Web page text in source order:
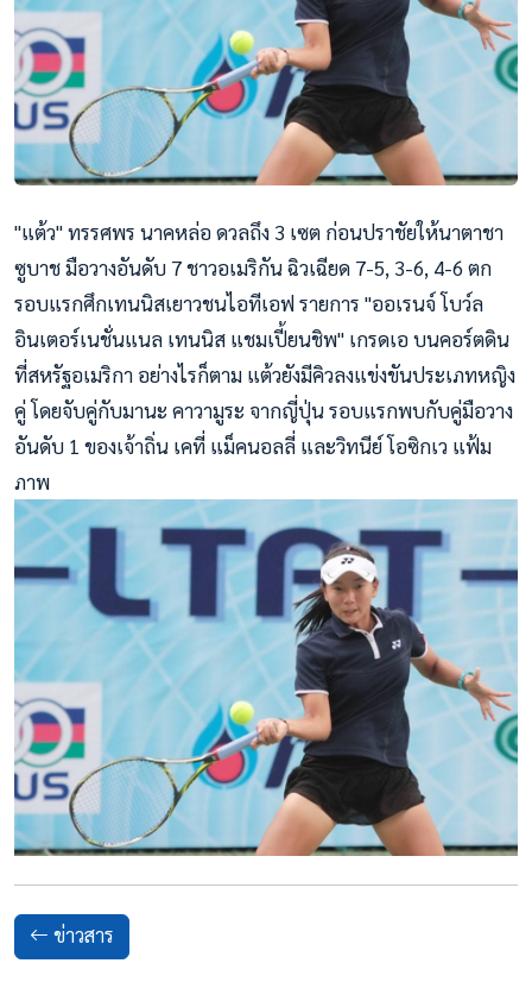
"แต้ว" ทรรศพร นาคหล่อ ดวลถึง 3 เซต ก่อนปราชัยให้นาตาชา
ซูบาช มือวางอันดับ 7 ชาวอเมริกัน ฉิวเฉียด 7-5, 3-6, 4-6 ตก
รอบแรกศึกเทนนิสเยาวชนไอทีเอฟ รายการ "ออเรนจ์ โบว์ล
อินเตอร์เนชั่นแนล เทนนิส แชมเปี้ยนชิพ" เกรดเอ บนคอร์ตดิน
ที่สหรัฐอเมริกา อย่างไรก็ตาม แต้วยังมีคิวลงแข่งขันประเภทหญิง
คู่ โดยจับคู่กับมานะ คาวามูระ จากญี่ปุ่น รอบแรกพบกับคู่มือวาง
อันดับ 1 ของเจ้าถิ่น เคที่ แม็คนอลลี่ และวิทนีย์ โอซิกเว แฟ้ม
ภาพ
ข่าวสาร